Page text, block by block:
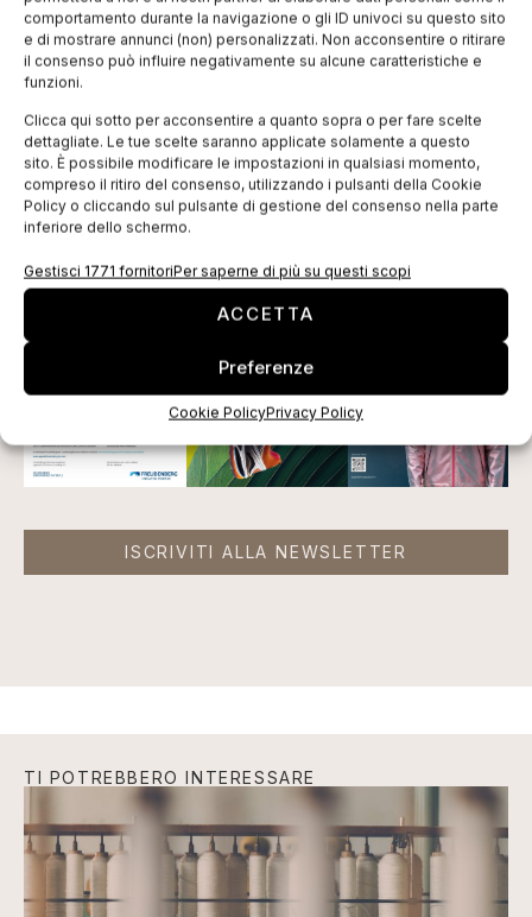
comportamento durante la navigazione o gli ID univoci su questo sito
e di mostrare annunci (non) personalizzati. Non acconsentire o ritirare
il consenso può influire negativamente su alcune caratteristiche e
funzioni.
Clicca qui sotto per acconsentire a quanto sopra o per fare scelte
dettagliate. Le tue scelte saranno applicate solamente a questo
sito. È possibile modificare le impostazioni in qualsiasi momento,
compreso il ritiro del consenso, utilizzando i pulsanti della Cookie
Policy o cliccando sul pulsante di gestione del consenso nella parte
inferiore dello schermo.
Gestisci 1771 fornitoriPer saperne di più su questi scopi
ACCETTA
Preferenze
Cookie PolicyPrivacy Policy
Per informazioni dirette dal paese e dai beneficiari, il
blog di IFOA segnala gli articoli dell’11 ottobree del
12 ottobre pubblicati sul sito di una delleScuole
dettaglio la N.8, che si occupa di attività formativa in
ambito sartoriale.
Tag: Chisinau formazione IFOA Moldova
EDICOLA WEB
ISCRIVITI ALLA NEWSLETTER
TI POTREBBERO INTERESSARE